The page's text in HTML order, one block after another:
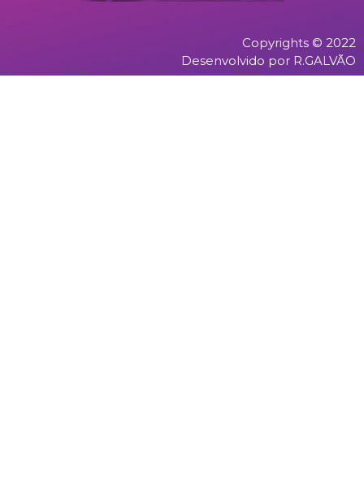
Copyrights © 2022
Desenvolvido por R.GALVÃO